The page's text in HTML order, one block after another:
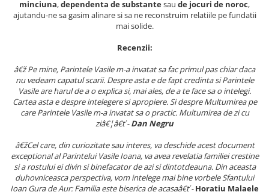
Carti erotice
Carti pentru Adolescenti, Young
Literatura Romana
Literatura Universala
Poezie
Romane de dragoste, Carti
romantice
Senzatii/Dragoste
Senzatii/Erotic
minciuna,dependenta de substantesau de jocuri de noroc,
ajutandu-ne sa gasim alinare si sa ne reconstruim relatiile pe fundatii
mai solide.
Recenzii:
â€ž Pe mine, Parintele Vasile m-a invatat sa fac primul pas chiar daca
nu vedeam capatul scarii. Despre asta e de fapt credinta si Parintele
Vasile are harul de a o explica si, mai ales, de a te face sa o intelegi.
Cartea asta e despre intelegere si apropiere. Si despre Multumirea pe
care Parintele Vasile m-a invatat sa o practic. Multumirea de zi cu
ziâ€¦â€ť -Dan Negru
â€žCel care, din curiozitate sau interes, va deschide acest document
exceptional al Parintelui Vasile Ioana, va avea revelatia familiei crestine
si a rostului ei divin si binefacator de azi si dintotdeauna. Din aceasta
duhovniceasca perspectiva, vom intelege mai bine vorbele Sfantului
Ioan Gura de Aur: Familia este biserica de acasaâ€ť -Horatiu Malaele